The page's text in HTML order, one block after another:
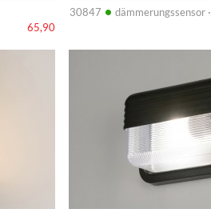
65,90
30847 • dämmerungssensor ·
Info